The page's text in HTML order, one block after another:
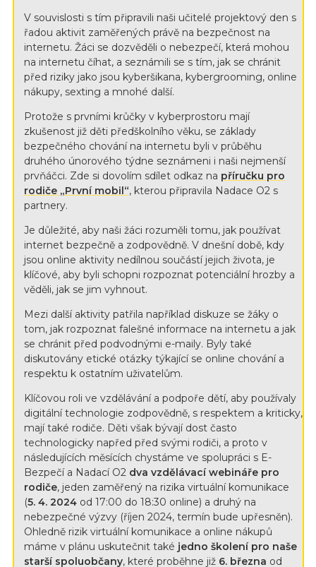
V souvislosti s tím připravili naši učitelé projektový den s
řadou aktivit zaměřených právě na bezpečnost na
internetu. Žáci se dozvěděli o nebezpečí, která mohou
na internetu číhat, a seznámili se s tím, jak se chránit
před riziky jako jsou kyberšikana, kybergrooming, online
nákupy, sexting a mnohé další.
Protože s prvními krůčky v kyberprostoru mají
zkušenost již děti předškolního věku, se základy
bezpečného chování na internetu byli v průběhu
druhého únorového týdne seznámeni i naši nejmenší
prvňáčci. Zde si dovolím sdílet odkaz na příručku pro
rodiče „První mobil“, kterou připravila Nadace O2 s
partnery.
Je důležité, aby naši žáci rozuměli tomu, jak používat
internet bezpečně a zodpovědně. V dnešní době, kdy
jsou online aktivity nedílnou součástí jejich života, je
klíčové, aby byli schopni rozpoznat potenciální hrozby a
věděli, jak se jim vyhnout.
Mezi další aktivity patřila například diskuze se žáky o
tom, jak rozpoznat falešné informace na internetu a jak
se chránit před podvodnými e-maily. Byly také
diskutovány etické otázky týkající se online chování a
respektu k ostatním uživatelům.
Klíčovou roli ve vzdělávání a podpoře dětí, aby používaly
digitální technologie zodpovědně, s respektem a kriticky,
mají také rodiče. Děti však bývají dost často
technologicky napřed před svými rodiči, a proto v
následujících měsících chystáme ve spolupráci s E-
Bezpečí a Nadací O2 dva vzdělávací webináře pro
rodiče, jeden zaměřený na rizika virtuální komunikace
(5. 4. 2024od 17:00 do 18:30 online) a druhý na
nebezpečné výzvy (říjen 2024, termín bude upřesněn).
Ohledně rizik virtuální komunikace a online nákupů
máme v plánu uskutečnit také jedno školení pro naše
starší spoluobčany, které proběhne již 6. března od